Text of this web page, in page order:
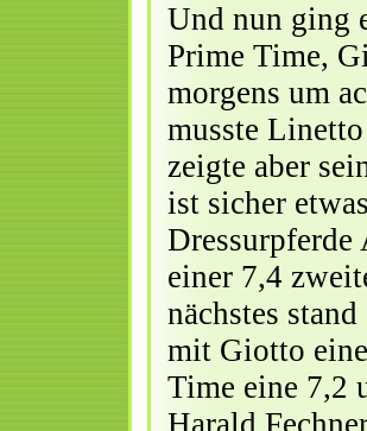
Und nun ging
Prime Time,
morgens um
musste
zeigte aber
ist sicher
einer 7,4
nächstes
mit Giotto
Time eine 7,2
Harald